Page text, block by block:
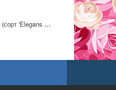
Криптомерия японская (сорт 'Elegans Viridis')